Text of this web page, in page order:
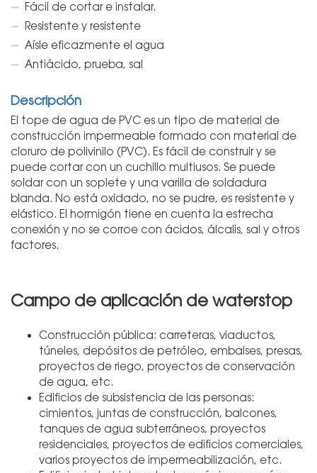
Fácil de cortar e instalar.
Resistente y resistente
Aísle eficazmente el agua
Antiácido, prueba, sal
Descripción
El tope de agua de PVC es un tipo de material de
construcción impermeable formado con material de
cloruro de polivinilo (PVC). Es fácil de construir y se
puede cortar con un cuchillo multiusos. Se puede
soldar con un soplete y una varilla de soldadura
blanda. No está oxidado, no se pudre, es resistente y
elástico. El hormigón tiene en cuenta la estrecha
conexión y no se corroe con ácidos, álcalis, sal y otros
factores.
Campo de aplicación de waterstop
Construcción pública: carreteras, viaductos,
túneles, depósitos de petróleo, embalses, presas,
proyectos de riego, proyectos de conservación
de agua, etc.
Edificios de subsistencia de las personas:
cimientos, juntas de construcción, balcones,
tanques de agua subterráneos, proyectos
residenciales, proyectos de edificios comerciales,
varios proyectos de impermeabilización, etc.